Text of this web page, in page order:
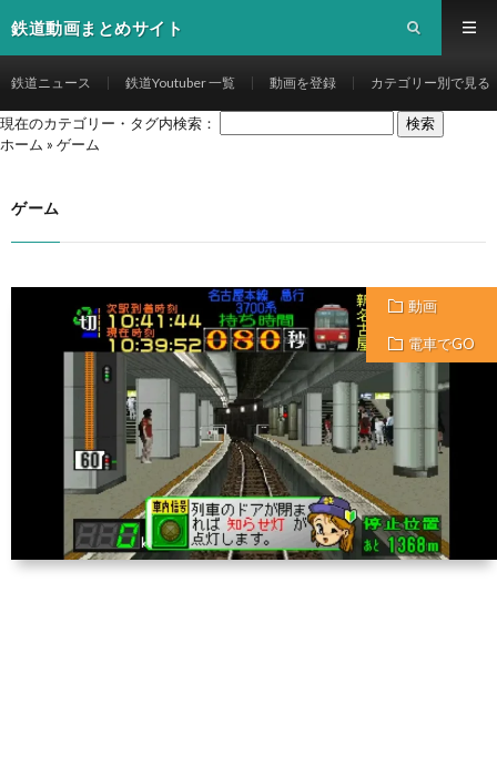
鉄道動画まとめサイト
鉄道ニュース 鉄道Youtuber 一覧 動画を登録 カテゴリー別で見る
現在のカテゴリー・タグ内検索：
ホーム » ゲーム
ゲーム
動画
電車でGO